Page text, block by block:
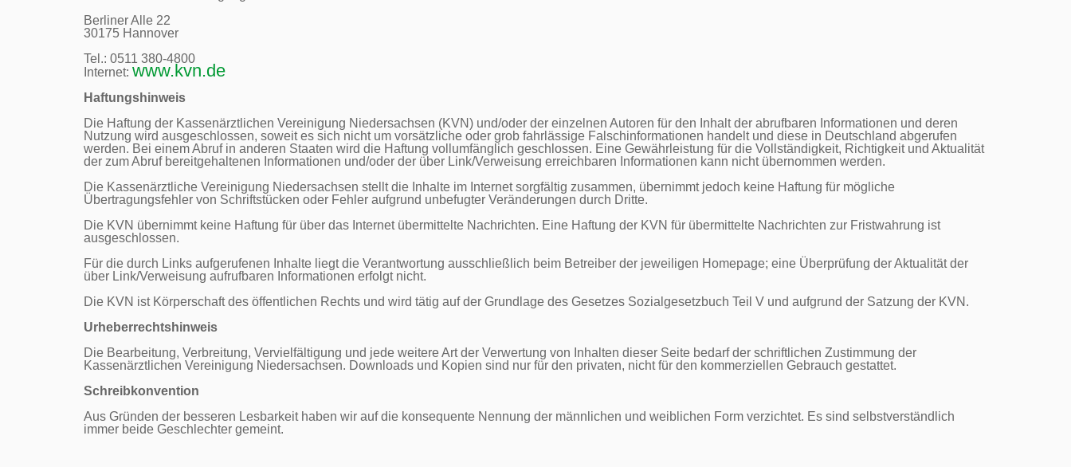
Berliner Alle 22
30175 Hannover
Tel.: 0511 380-4800
Internet: www.kvn.de
Haftungshinweis
Die Haftung der Kassenärztlichen Vereinigung Niedersachsen (KVN) und/oder der einzelnen Autoren für den Inhalt der abrufbaren Informationen und deren
Nutzung wird ausgeschlossen, soweit es sich nicht um vorsätzliche oder grob fahrlässige Falschinformationen handelt und diese in Deutschland abgerufen
werden. Bei einem Abruf in anderen Staaten wird die Haftung vollumfänglich geschlossen. Eine Gewährleistung für die Vollständigkeit, Richtigkeit und Aktualität
der zum Abruf bereitgehaltenen Informationen und/oder der über Link/Verweisung erreichbaren Informationen kann nicht übernommen werden.
Die Kassenärztliche Vereinigung Niedersachsen stellt die Inhalte im Internet sorgfältig zusammen, übernimmt jedoch keine Haftung für mögliche
Übertragungsfehler von Schriftstücken oder Fehler aufgrund unbefugter Veränderungen durch Dritte.
Die KVN übernimmt keine Haftung für über das Internet übermittelte Nachrichten. Eine Haftung der KVN für übermittelte Nachrichten zur Fristwahrung ist
ausgeschlossen.
Für die durch Links aufgerufenen Inhalte liegt die Verantwortung ausschließlich beim Betreiber der jeweiligen Homepage; eine Überprüfung der Aktualität der
über Link/Verweisung aufrufbaren Informationen erfolgt nicht.
Die KVN ist Körperschaft des öffentlichen Rechts und wird tätig auf der Grundlage des Gesetzes Sozialgesetzbuch Teil V und aufgrund der Satzung der KVN.
Urheberrechtshinweis
Die Bearbeitung, Verbreitung, Vervielfältigung und jede weitere Art der Verwertung von Inhalten dieser Seite bedarf der schriftlichen Zustimmung der
Kassenärztlichen Vereinigung Niedersachsen. Downloads und Kopien sind nur für den privaten, nicht für den kommerziellen Gebrauch gestattet.
Schreibkonvention
Aus Gründen der besseren Lesbarkeit haben wir auf die konsequente Nennung der männlichen und weiblichen Form verzichtet. Es sind selbstverständlich
immer beide Geschlechter gemeint.